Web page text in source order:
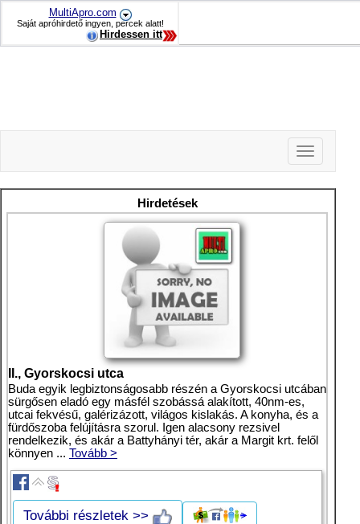
MultiApro.com
Saját apróhirdető ingyen, percek alatt!
Hirdessen itt
Toggle
navigation
-
-
Hirdetések
II., Gyorskocsi utca
Buda egyik legbiztonságosabb részén a Gyorskocsi utcában
sürgősen eladó egy másfél szobássá alakított, 40nm-es,
utcai fekvésű, galérizázott, világos kislakás. A konyha, és a
fürdőszoba felújításra szorul. Igen alacsony rezsivel
rendelkezik, és akár a Battyhányi tér, akár a Margit krt. felől
könnyen ... Tovább >
További részletek >>